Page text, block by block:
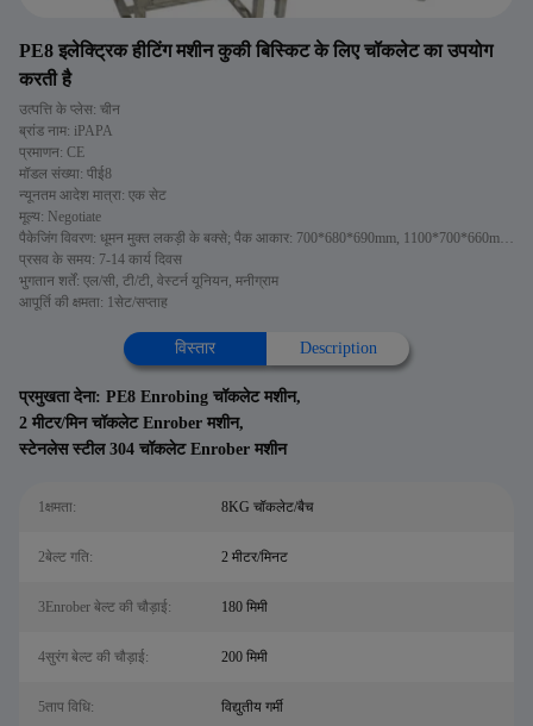
PE8 इलेक्ट्रिक हीटिंग मशीन कुकी बिस्किट के लिए चॉकलेट का उपयोग
करती है
उत्पत्ति के प्लेस: चीन
ब्रांड नाम: iPAPA
प्रमाणन: CE
मॉडल संख्या: पीई8
न्यूनतम आदेश मात्रा: एक सेट
मूल्य: Negotiate
पैकेजिंग विवरण: धूमन मुक्त लकड़ी के बक्से; पैक आकार: 700*680*690mm, 1100*700*660mm, 3350*860*1180mm
प्रसव के समय: 7-14 कार्य दिवस
भुगतान शर्तें: एल/सी, टी/टी, वेस्टर्न यूनियन, मनीग्राम
आपूर्ति की क्षमता: 1सेट/सप्ताह
विस्तार Description
प्रमुखता देना: PE8 Enrobing चॉकलेट मशीन,
2 मीटर/मिन चॉकलेट Enrober मशीन,
स्टेनलेस स्टील 304 चॉकलेट Enrober मशीन
1क्षमता: 8KG चॉकलेट/बैच
2बेल्ट गति: 2 मीटर/मिनट
3Enrober बेल्ट की चौड़ाई: 180 मिमी
4सुरंग बेल्ट की चौड़ाई: 200 मिमी
5ताप विधि: विद्युतीय गर्मी